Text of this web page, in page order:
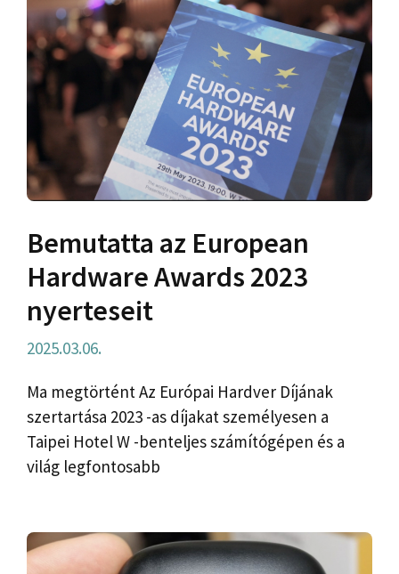
Bemutatta az European
Hardware Awards 2023
nyerteseit
2025.03.06.
Ma megtörtént Az Európai Hardver Díjának
szertartása 2023 -as díjakat személyesen a
Taipei Hotel W -benteljes számítógépen és a
világ legfontosabb